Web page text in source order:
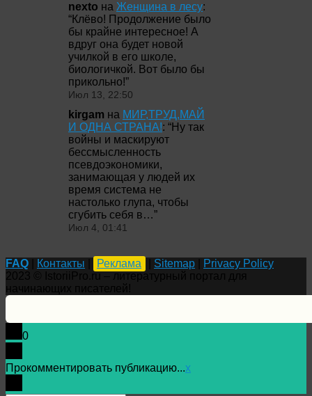
nexto на Женщина в лесу:
“Клёво! Продолжение было
бы крайне интересное! А
вдруг она будет новой
училкой в его школе,
биологичкой. Вот было бы
прикольно!”
Июл 13, 22:50
kirgam на МИР,ТРУД,МАЙ
И ОДНА СТРАНА!: “Ну так
войны и маскируют
бессмысленность
псевдоэкономики,
занимающая у людей их
время система не
настолько глупа, чтобы
сгубить себя в…”
Июл 4, 01:41
FAQ Контакты Реклама Sitemap
Privacy Policy
0
Прокомментировать публикацию...x